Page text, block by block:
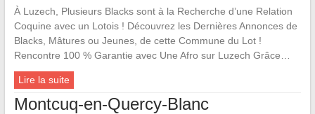
À Luzech, Plusieurs Blacks sont à la Recherche d’une Relation
Coquine avec un Lotois ! Découvrez les Dernières Annonces de
Blacks, Mâtures ou Jeunes, de cette Commune du Lot !
Rencontre 100 % Garantie avec Une Afro sur Luzech Grâce…
Lire la suite
Montcuq-en-Quercy-Blanc